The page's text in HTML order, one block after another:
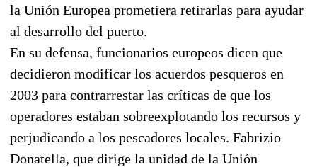
la Unión Europea prometiera retirarlas para ayudar
al desarrollo del puerto.
En su defensa, funcionarios europeos dicen que
decidieron modificar los acuerdos pesqueros en
2003 para contrarrestar las críticas de que los
operadores estaban sobreexplotando los recursos y
perjudicando a los pescadores locales. Fabrizio
Donatella, que dirige la unidad de la Unión